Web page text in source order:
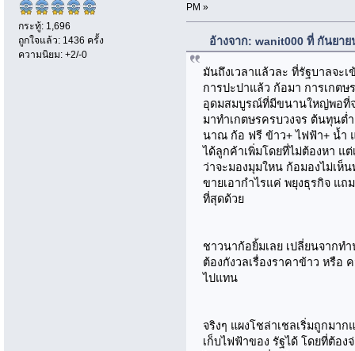
กระทู้: 1,696
ถูกใจแล้ว: 1436 ครั้ง
ความนิยม: +2/-0
PM »
อ้างจาก: wanit000 ที่ กันยาย
มันถึงเวลาแล้วละ ที่รัฐบาลจะ
การปะปาแล้ว ก้อมา การเกต
อุดมสมบูรณ์ที่มีขนานใหญ่พอที่จ
มาทำเกตษรครบวงจร ต้นทุนต่
นาณ ก้อ ฟรี ข้าว+ ไฟฟ้า+ น้ำ
ได้ลูกค้าเพิ่มโดยที่ไม่ต้องหา แ
ว่าจะมองมุมใหน ก้อมองไม่เห็
ขายเอากำไรแค่ พยุงธุรกิจ แ
ที่สุดด้วย
ชาวนาก้อยิ้มเลย เปลี่ยนจากท
ต้องกังวลเรื่องราคาข้าว หรือ
ไปแทน
จริงๆ แผงโชล่าเชลเริ่มถูกมา
เก็บไฟฟ้าของ รัฐได้ โดยที่ต้อง